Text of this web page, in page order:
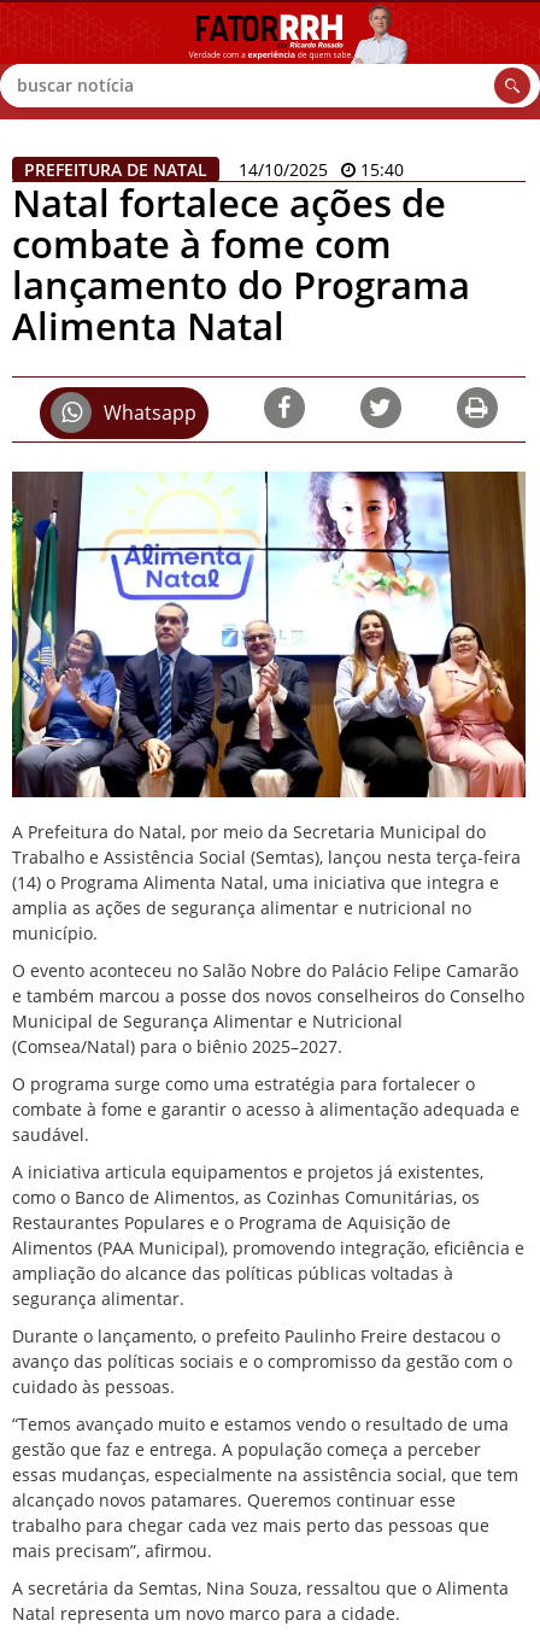
Buscar
PREFEITURA DE NATAL 14/10/2025 15:40
Natal fortalece ações de
combate à fome com
lançamento do Programa
Alimenta Natal
Whatsapp
A Prefeitura do Natal, por meio da Secretaria Municipal do
Trabalho e Assistência Social (Semtas), lançou nesta terça-feira
(14) o Programa Alimenta Natal, uma iniciativa que integra e
amplia as ações de segurança alimentar e nutricional no
município.
O evento aconteceu no Salão Nobre do Palácio Felipe Camarão
e também marcou a posse dos novos conselheiros do Conselho
Municipal de Segurança Alimentar e Nutricional
(Comsea/Natal) para o biênio 2025–2027.
O programa surge como uma estratégia para fortalecer o
combate à fome e garantir o acesso à alimentação adequada e
saudável.
A iniciativa articula equipamentos e projetos já existentes,
como o Banco de Alimentos, as Cozinhas Comunitárias, os
Restaurantes Populares e o Programa de Aquisição de
Alimentos (PAA Municipal), promovendo integração, eficiência e
ampliação do alcance das políticas públicas voltadas à
segurança alimentar.
Durante o lançamento, o prefeito Paulinho Freire destacou o
avanço das políticas sociais e o compromisso da gestão com o
cuidado às pessoas.
“Temos avançado muito e estamos vendo o resultado de uma
gestão que faz e entrega. A população começa a perceber
essas mudanças, especialmente na assistência social, que tem
alcançado novos patamares. Queremos continuar esse
trabalho para chegar cada vez mais perto das pessoas que
mais precisam”, afirmou.
A secretária da Semtas, Nina Souza, ressaltou que o Alimenta
Natal representa um novo marco para a cidade.